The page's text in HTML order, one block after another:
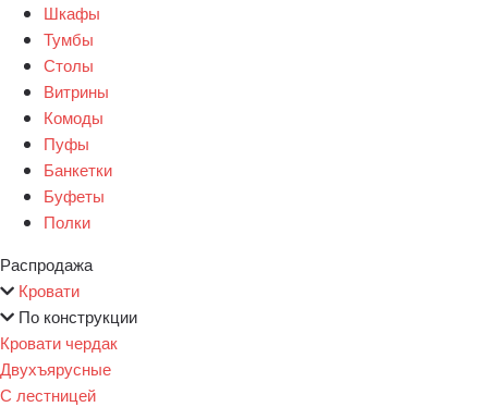
Шкафы
Тумбы
Столы
Витрины
Комоды
Пуфы
Банкетки
Буфеты
Полки
Распродажа
Кровати
По конструкции
Кровати чердак
Двухъярусные
С лестницей